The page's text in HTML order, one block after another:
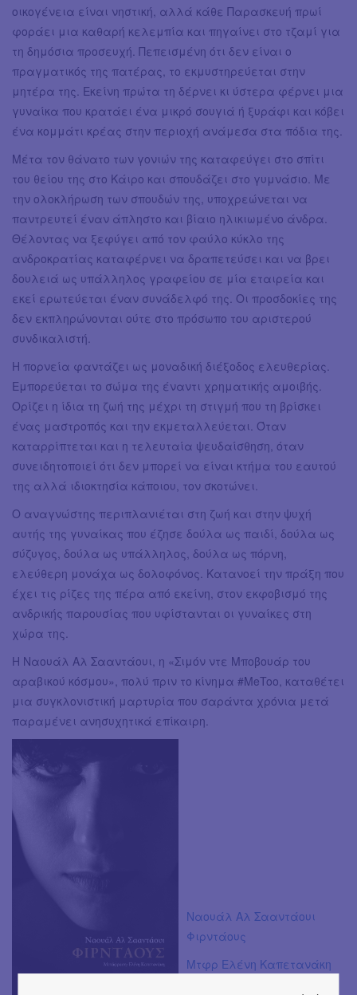
οικογένεια είναι νηστική, αλλά κάθε Παρασκευή πρωί
φοράει μια καθαρή κελεμπία και πηγαίνει στο τζαμί για
τη δημόσια προσευχή. Πεπεισμένη ότι δεν είναι ο
πραγματικός της πατέρας, το εκμυστηρεύεται στην
μητέρα της. Εκείνη πρώτα τη δέρνει κι ύστερα φέρνει μια
γυναίκα που κρατάει ένα μικρό σουγιά ή ξυράφι και κόβει
ένα κομμάτι κρέας στην περιοχή ανάμεσα στα πόδια της.
Μέτα τον θάνατο των γονιών της καταφεύγει στο σπίτι
του θείου της στο Κάιρο και σπουδάζει στο γυμνάσιο. Με
την ολοκλήρωση των σπουδών της, υποχρεώνεται να
παντρευτεί έναν άπληστο και βίαιο ηλικιωμένο άνδρα.
Θέλοντας να ξεφύγει από τον φαύλο κύκλο της
ανδροκρατίας καταφέρνει να δραπετεύσει και να βρει
δουλειά ως υπάλληλος γραφείου σε μία εταιρεία και
εκεί ερωτεύεται έναν συνάδελφό της. Οι προσδοκίες της
δεν εκπληρώνονται ούτε στο πρόσωπο του αριστερού
συνδικαλιστή.
Η πορνεία φαντάζει ως μοναδική διέξοδος ελευθερίας.
Εμπορεύεται το σώμα της έναντι χρηματικής αμοιβής.
Ορίζει η ίδια τη ζωή της μέχρι τη στιγμή που τη βρίσκει
ένας μαστροπός και την εκμεταλλεύεται. Όταν
καταρρίπτεται και η τελευταία ψευδαίσθηση, όταν
συνειδητοποιεί ότι δεν μπορεί να είναι κτήμα του εαυτού
της αλλά ιδιοκτησία κάποιου, τον σκοτώνει.
Ο αναγνώστης περιπλανιέται στη ζωή και στην ψυχή
αυτής της γυναίκας που έζησε δούλα ως παιδί, δούλα ως
σύζυγος, δούλα ως υπάλληλος, δούλα ως πόρνη,
ελεύθερη μονάχα ως δολοφόνος. Κατανοεί την πράξη που
έχει τις ρίζες της πέρα από εκείνη, στον εκφοβισμό της
ανδρικής παρουσίας που υφίστανται οι γυναίκες στη
χώρα της.
Η Ναουάλ Αλ Σααντάουι, η «Σιμόν ντε Μποβουάρ του
αραβικού κόσμου», πολύ πριν το κίνημα #MeToo, καταθέτει
μια συγκλονιστική μαρτυρία που σαράντα χρόνια μετά
παραμένει ανησυχητικά επίκαιρη.
Ναουάλ Αλ Σααντάουι
Φιρντάους
Μτφρ Ελένη Καπετανάκη